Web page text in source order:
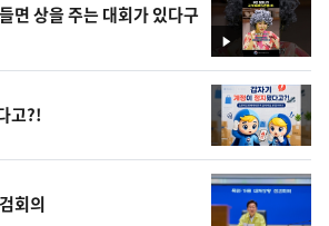
영
상
면 상을 주는 대회가 있다구
고?!
회의